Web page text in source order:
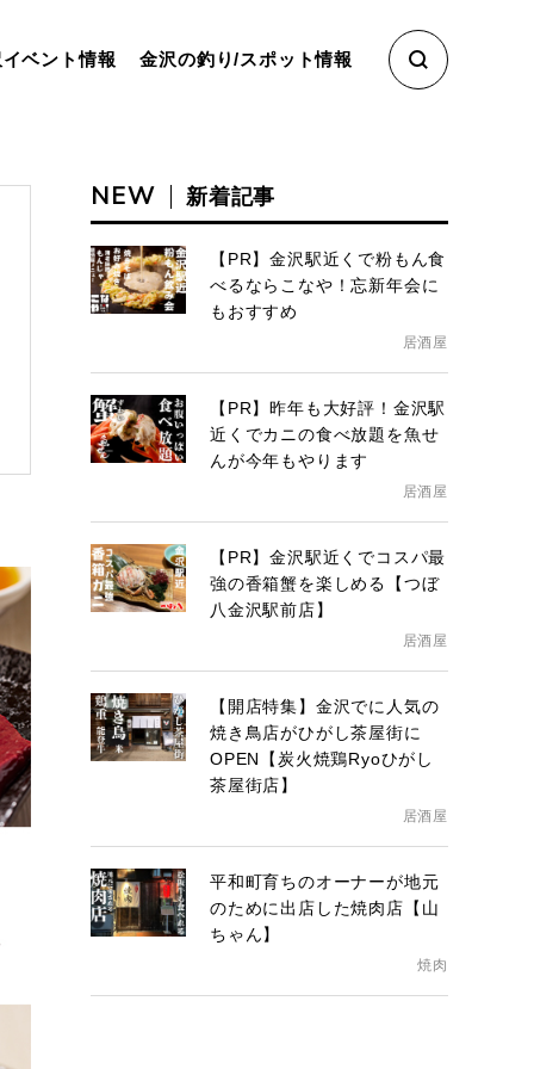
ベント情報 金沢の釣り/スポット情報
NEW 新着記事
【PR】金沢駅近くで粉もん食
べるならこなや！忘新年会に
もおすすめ
居酒屋
【PR】昨年も大好評！金沢駅
近くでカニの食べ放題を魚せ
んが今年もやります
居酒屋
【PR】金沢駅近くでコスパ最
強の香箱蟹を楽しめる【つぼ
八金沢駅前店】
居酒屋
【開店特集】金沢でに人気の
焼き鳥店がひがし茶屋街に
OPEN【炭火焼鶏Ryoひがし
茶屋街店】
居酒屋
平和町育ちのオーナーが地元
のために出店した焼肉店【山
ちゃん】
焼肉